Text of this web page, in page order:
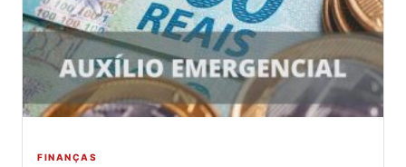
FINANÇAS